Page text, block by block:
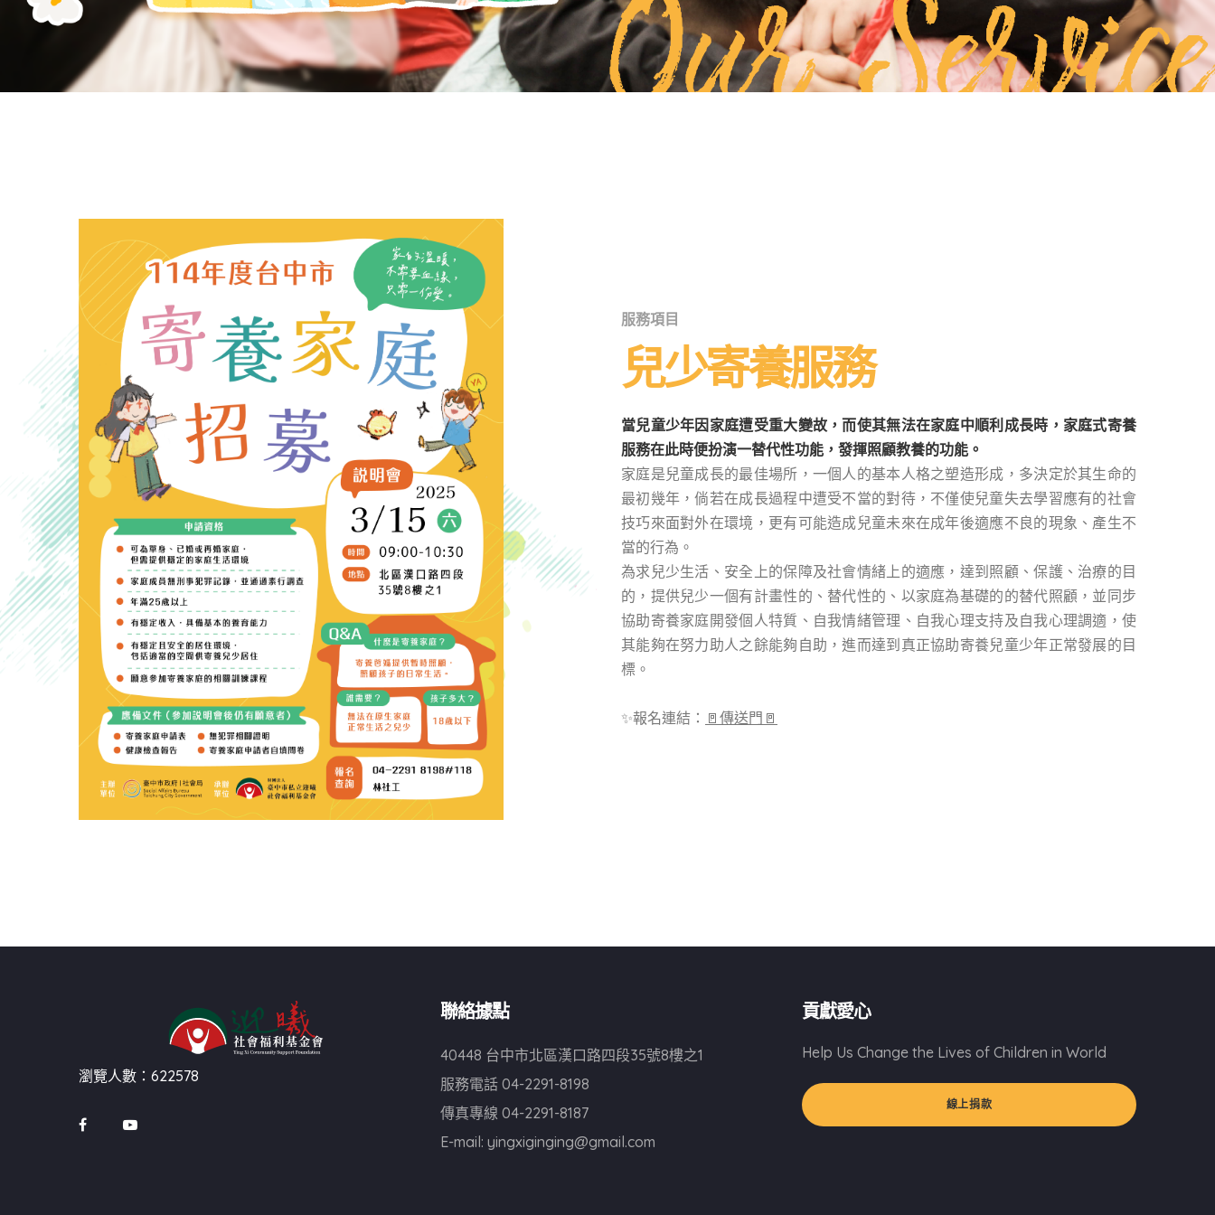
Our Service
服務項目
兒少寄養服務
當兒童少年因家庭遭受重大變故，而使其無法在家庭中順利成長時，家庭式寄養
服務在此時便扮演一替代性功能，發揮照顧教養的功能。
家庭是兒童成長的最佳場所，一個人的基本人格之塑造形成，多決定於其生命的
最初幾年，倘若在成長過程中遭受不當的對待，不僅使兒童失去學習應有的社會
技巧來面對外在環境，更有可能造成兒童未來在成年後適應不良的現象、產生不
當的行為。
為求兒少生活、安全上的保障及社會情緒上的適應，達到照顧、保護、治療的目
的，提供兒少一個有計畫性的、替代性的、以家庭為基礎的的替代照顧，並同步
協助寄養家庭開發個人特質、自我情緒管理、自我心理支持及自我心理調適，使
其能夠在努力助人之餘能夠自助，進而達到真正協助寄養兒童少年正常發展的目
標。
✨報名連結： 🚪傳送門🚪
瀏覽人數：622578
聯絡據點
40448 台中市北區漢口路四段35號8樓之1
服務電話 04-2291-8198
傳真專線 04-2291-8187
E-mail: yingxiginging@gmail.com
貢獻愛心
Help Us Change the Lives of Children in World
線上捐款